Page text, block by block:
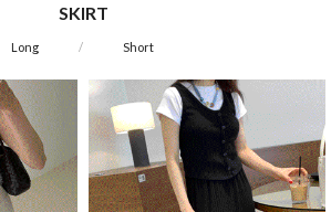
SKIRT
Long Short